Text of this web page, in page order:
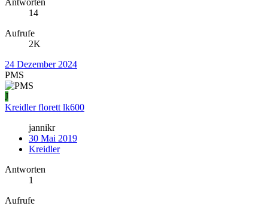
Antworten
14
Aufrufe
2K
24 Dezember 2024
PMS
J
Kreidler florett lk600
jannikr
30 Mai 2019
Kreidler
Antworten
1
Aufrufe